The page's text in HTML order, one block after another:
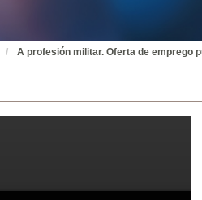
A profesión militar. Oferta de emprego